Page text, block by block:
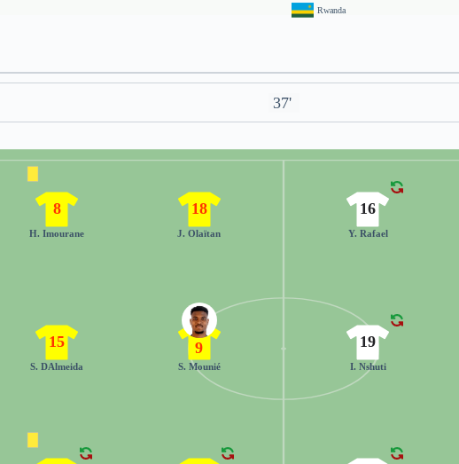
Rwanda
37'
8
H. Imourane
15
S. DAlmeida
18
J. Olaïtan
9
S. Mounié
19
I. Nshuti
16
Y. Rafael